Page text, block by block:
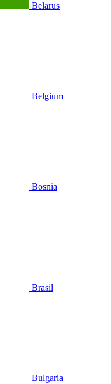
Belarus
Belgium
Bosnia
Brasil
Bulgaria